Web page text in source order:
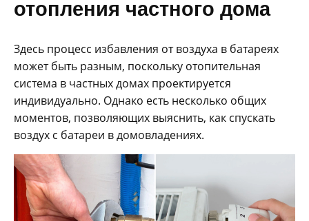
отопления частного дома
Здесь процесс избавления от воздуха в батареях
может быть разным, поскольку отопительная
система в частных домах проектируется
индивидуально. Однако есть несколько общих
моментов, позволяющих выяснить, как спускать
воздух с батареи в домовладениях.